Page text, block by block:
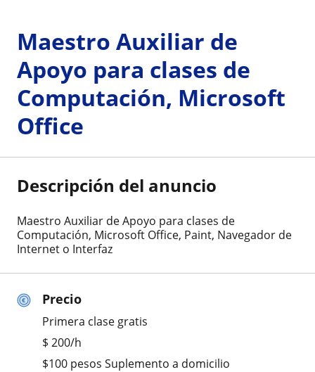
Precio
Primera clase gratis
$ 200/h
$100 pesos Suplemento a domicilio
Maestro Auxiliar de
Apoyo para clases de
Computación, Microsoft
Office
Descripción del anuncio
Maestro Auxiliar de Apoyo para clases de
Computación, Microsoft Office, Paint, Navegador de
Internet o Interfaz